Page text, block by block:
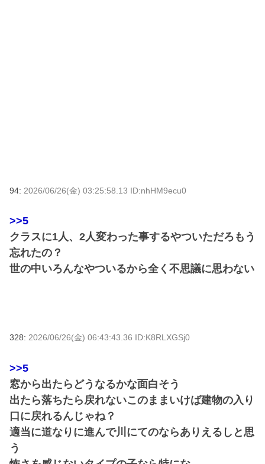
94: 2026/06/26(金) 03:25:58.13 ID:nhHM9ecu0
>>5
クラスに1人、2人変わった事するやついただろもう
忘れたの？
世の中いろんなやついるから全く不思議に思わない
328: 2026/06/26(金) 06:43:43.36 ID:K8RLXGSj0
>>5
窓から出たらどうなるかな面白そう
出たら落ちたら戻れないこのままいけば建物の入り
口に戻れるんじゃね？
適当に道なりに進んで川にてのならありえるしと思
う